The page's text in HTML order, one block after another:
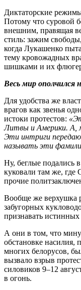
Диктаторские
Потому что суровой
внешним, правящая
стиль: зажим
когда Лукашенко
тему кровожадных
шишками и их
Весь мир ополчился
Для удобства же
врагов как звенья
истоки протестов:
Литвы и Америки. А,
Эти интриги
называть эти
Ну, беглые подались
куковали там же, где
прочие
Вообще же верхушка
забугорных
признавать
А они в том, что
обстановке
многих белорусов,
вызвало взрыв
силовиков 9–12
в огонь.